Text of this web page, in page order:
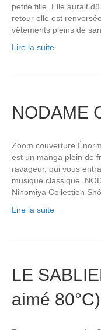
petite fille. Elle aurait
retour elle est
vêtements pleins de
Lire la suite
NODAME
Zoom couverture
est un manga plein de
ravageur, qui vous
musique classique.
Ninomiya Collection
Lire la suite
LE
aimé 80°C)